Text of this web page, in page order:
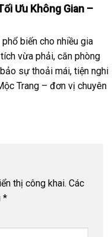
Ưu Không Gian –
biến cho nhiều gia
vừa phải, căn phòng
sự thoải mái, tiện nghi
Trang – đơn vị chuyên
thị công khai. Các
*